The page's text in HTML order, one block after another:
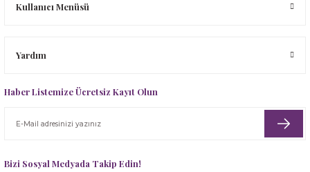
Kullanıcı Menüsü
Yardım
Haber Listemize Ücretsiz Kayıt Olun
Bizi Sosyal Medyada Takip Edin!